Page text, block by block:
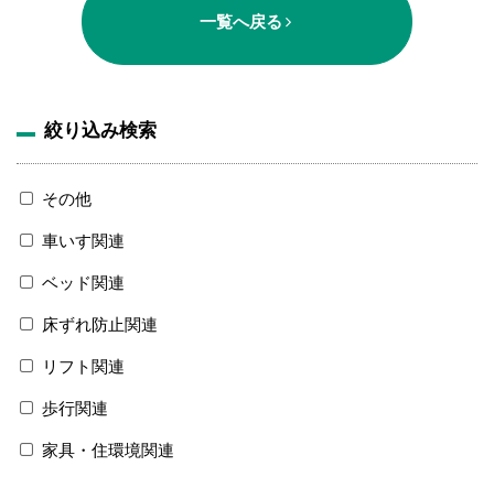
一覧へ戻る
絞り込み検索
その他
車いす関連
ベッド関連
床ずれ防止関連
リフト関連
歩行関連
家具・住環境関連